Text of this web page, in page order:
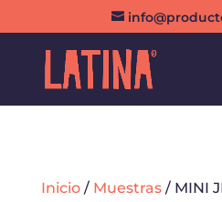
Inicio/ Muestras/ MINI